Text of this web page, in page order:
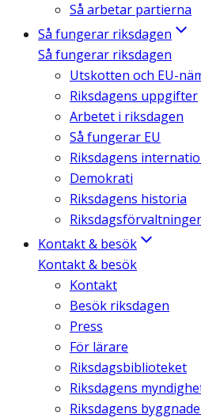
Så arbetar partierna
Så fungerar riksdagen
Så fungerar riksdagen
Utskotten och EU-
Riksdagens uppgifter
Arbetet i riksdagen
Så fungerar EU
Riksdagens
Demokrati
Riksdagens historia
Kontakt & besök
Kontakt & besök
Kontakt
Besök riksdagen
Press
För lärare
Riksdagsbiblioteket
Riksdagens
Riksdagens